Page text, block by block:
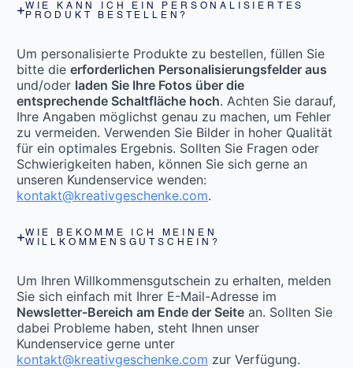
WIE KANN ICH EIN PERSONALISIERTES
PRODUKT BESTELLEN?
Um personalisierte Produkte zu bestellen, füllen Sie
bitte die erforderlichen Personalisierungsfelder aus
und/oder laden Sie Ihre Fotos über die
entsprechende Schaltfläche hoch. Achten Sie darauf,
Ihre Angaben möglichst genau zu machen, um Fehler
zu vermeiden. Verwenden Sie Bilder in hoher Qualität
für ein optimales Ergebnis. Sollten Sie Fragen oder
Schwierigkeiten haben, können Sie sich gerne an
unseren Kundenservice wenden:
kontakt@kreativgeschenke.com.
WIE BEKOMME ICH MEINEN
WILLKOMMENSGUTSCHEIN?
Um Ihren Willkommensgutschein zu erhalten, melden
Sie sich einfach mit Ihrer E-Mail-Adresse im
Newsletter-Bereich am Ende der Seite an. Sollten Sie
dabei Probleme haben, steht Ihnen unser
Kundenservice gerne unter
kontakt@kreativgeschenke.com zur Verfügung.